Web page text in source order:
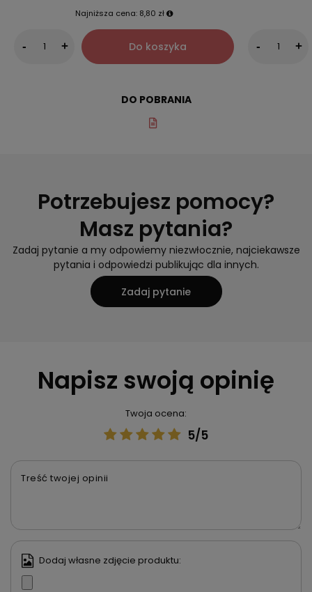
Najniższa cena: 8,80 zł
- + Do koszyka - +
DO POBRANIA
Potrzebujesz pomocy?
Masz pytania?
Zadaj pytanie a my odpowiemy niezwłocznie, najciekawsze
pytania i odpowiedzi publikując dla innych.
Zadaj pytanie
Napisz swoją opinię
Twoja ocena:
5/5
Treść twojej opinii
Dodaj własne zdjęcie produktu: